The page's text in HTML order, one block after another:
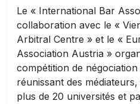
Le « International Bar
collaboration avec le «
Arbitral Centre » et le «
Association Austria »
compétition de
réunissant des
plus de 20 universités et